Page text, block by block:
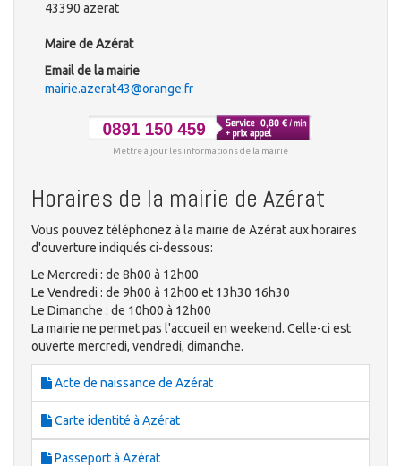
43390 azerat
Maire de Azérat
Email de la mairie
mairie.azerat43@orange.fr
Mettre à jour les informations de la mairie
Horaires de la mairie de Azérat
Vous pouvez téléphonez à la mairie de Azérat aux horaires
d'ouverture indiqués ci-dessous:
Le Mercredi : de 8h00 à 12h00
Le Vendredi : de 9h00 à 12h00 et 13h30 16h30
Le Dimanche : de 10h00 à 12h00
La mairie ne permet pas l'accueil en weekend. Celle-ci est
ouverte mercredi, vendredi, dimanche.
Acte de naissance de Azérat
Carte identité à Azérat
Passeport à Azérat